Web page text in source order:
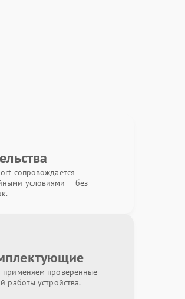
сопровождается
условиями — без
применяем проверенные
работы устройства.